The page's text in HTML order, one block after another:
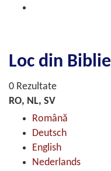
Loc din
0 Rezultate
RO, NL, SV
Română
Deutsch
English
Nederlands